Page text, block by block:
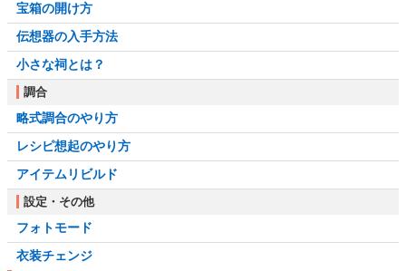
宝箱の開け方
伝想器の入手方法
小さな祠とは？
調合
略式調合のやり方
レシピ想起のやり方
アイテムリビルド
設定・その他
フォトモード
衣装チェンジ